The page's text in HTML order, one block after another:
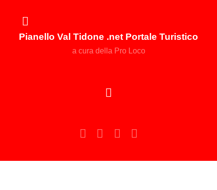
Pianello Val Tidone .net Portale Turistico
a cura della Pro Loco